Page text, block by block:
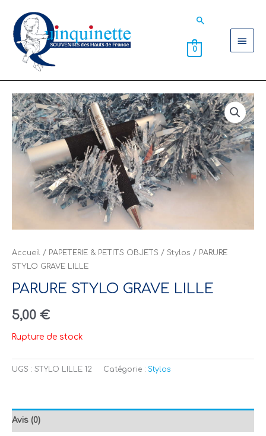
contenu
Rechercher
0
Accueil / PAPETERIE & PETITS OBJETS / Stylos / PARURE
STYLO GRAVE LILLE
PARURE STYLO GRAVE LILLE
5,00 €
Rupture de stock
UGS : STYLO LILLE 12 Catégorie : Stylos
Avis (0)